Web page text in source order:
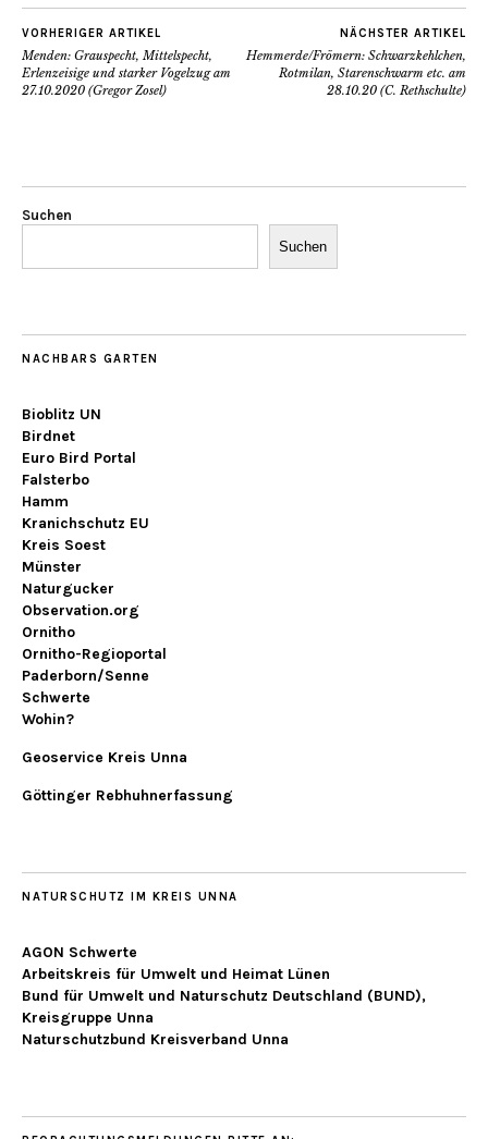
VORHERIGER ARTIKEL
Menden: Grauspecht, Mittelspecht,
Erlenzeisige und starker Vogelzug am
27.10.2020 (Gregor Zosel)
NÄCHSTER ARTIKEL
Hemmerde/Frömern: Schwarzkehlchen,
Rotmilan, Starenschwarm etc. am
28.10.20 (C. Rethschulte)
Suchen
Suchen
NACHBARS GARTEN
Bioblitz UN
Birdnet
Euro Bird Portal
Falsterbo
Hamm
Kranichschutz EU
Kreis Soest
Münster
Naturgucker
Observation.org
Ornitho
Ornitho-Regioportal
Paderborn/Senne
Schwerte
Wohin?
Geoservice Kreis Unna
Göttinger Rebhuhnerfassung
NATURSCHUTZ IM KREIS UNNA
AGON Schwerte
Arbeitskreis für Umwelt und Heimat Lünen
Bund für Umwelt und Naturschutz Deutschland (BUND),
Kreisgruppe Unna
Naturschutzbund Kreisverband Unna